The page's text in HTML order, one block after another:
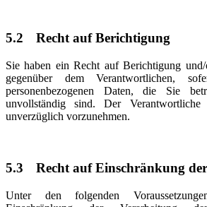
5.2 Recht auf Berichtigung
Sie haben ein Recht auf Berichtigung
gegenüber dem Verantwortlichen,
personenbezogenen Daten, die Sie
unvollständig sind. Der
unverzüglich vorzunehmen.
5.3 Recht auf Einschränkung
Unter den folgenden